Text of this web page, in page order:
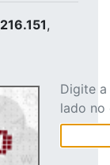
,
Digite
lado no